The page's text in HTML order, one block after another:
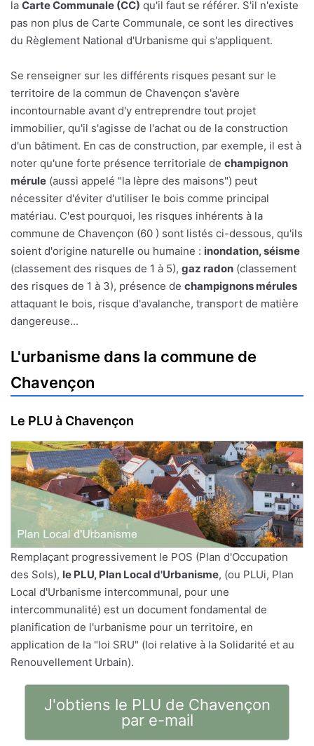
la Carte Communale (CC) qu'il faut se référer. S'il n'existe
pas non plus de Carte Communale, ce sont les directives
du Règlement National d'Urbanisme qui s'appliquent.
Se renseigner sur les différents risques pesant sur le
territoire de la commun de Chavençon s'avère
incontournable avant d'y entreprendre tout projet
immobilier, qu'il s'agisse de l'achat ou de la construction
d'un bâtiment. En cas de construction, par exemple, il est à
noter qu'une forte présence territoriale de champignon
mérule (aussi appelé "la lèpre des maisons") peut
nécessiter d'éviter d'utiliser le bois comme principal
matériau. C'est pourquoi, les risques inhérents à la
commune de Chavençon (60 ) sont listés ci-dessous, qu'ils
soient d'origine naturelle ou humaine : inondation, séisme
(classement des risques de 1 à 5), gaz radon (classement
des risques de 1 à 3), présence de champignons mérules
attaquant le bois, risque d'avalanche, transport de matière
dangereuse...
L'urbanisme dans la commune de
Chavençon
Le PLU à Chavençon
Remplaçant progressivement le POS (Plan d'Occupation
des Sols), le PLU, Plan Local d'Urbanisme, (ou PLUi, Plan
Local d'Urbanisme intercommunal, pour une
intercommunalité) est un document fondamental de
planification de l'urbanisme pour un territoire, en
application de la "loi SRU" (loi relative à la Solidarité et au
Renouvellement Urbain).
J'obtiens le PLU de Chavençon
par e-mail